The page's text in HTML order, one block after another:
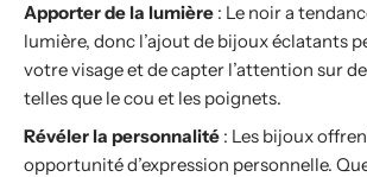
Apporter de la lumière : Le noir a
lumière, donc l’ajout de bijoux éclatants
votre visage et de capter l’attention sur
telles que le cou et les poignets.
Révéler la personnalité : Les bijoux
opportunité d’expression personnelle.